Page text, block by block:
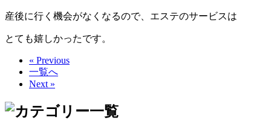
産後に行く機会がなくなるので、エステのサービスは
とても嬉しかったです。
« Previous
一覧へ
Next »